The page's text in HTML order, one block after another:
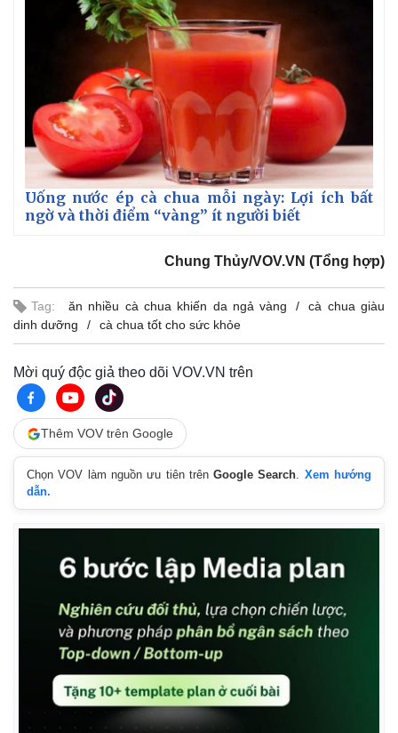
Khởi nghiệp
Giá vàng
Tiêu dùng
Tỷ giá
Chứng khoán
Giá cà phê
Uống nước ép cà chua mỗi ngày: Lợi ích bất
ngờ và thời điểm “vàng” ít người biết
Chung Thủy/VOV.VN (Tổng hợp)
Tag: ăn nhiều cà chua khiến da ngả vàng
cà chua giàu
dinh dưỡng
cà chua tốt cho sức khỏe
Mời quý độc giả theo dõi VOV.VN trên
Thêm VOV trên Google
Chọn VOV làm nguồn ưu tiên trênGoogle Search. Xem hướng
dẫn.